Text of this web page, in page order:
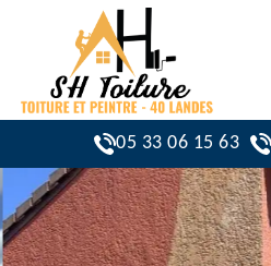
05 33 06 15 63